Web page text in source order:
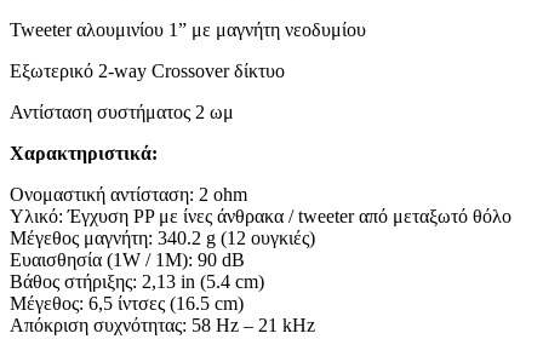
Tweeter αλουμινίου 1” με μαγνήτη νεοδυμίου
Εξωτερικό 2-way Crossover δίκτυο
Αντίσταση συστήματος 2 ωμ
Χαρακτηριστικά:
Ονομαστική αντίσταση: 2 ohm
Υλικό: Έγχυση PP με ίνες άνθρακα / tweeter από μεταξωτό θόλο
Μέγεθος μαγνήτη: 340.2 g (12 ουγκιές)
Ευαισθησία (1W / 1M): 90 dB
Βάθος στήριξης: 2,13 in (5.4 cm)
Μέγεθος: 6,5 ίντσες (16.5 cm)
Απόκριση συχνότητας: 58 Hz – 21 kHz